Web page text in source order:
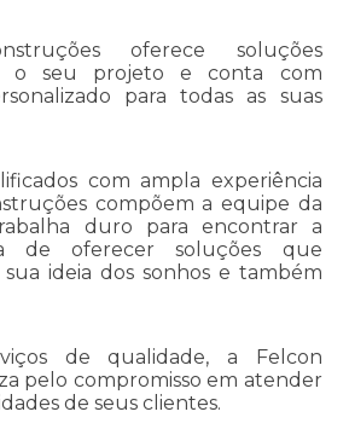
oferece soluções
o seu projeto e conta com
para todas as suas
com ampla experiência
compõem a equipe da
duro para encontrar a
de oferecer soluções que
ideia dos sonhos e também
de qualidade, a Felcon
pelo compromisso em atender
de seus clientes.